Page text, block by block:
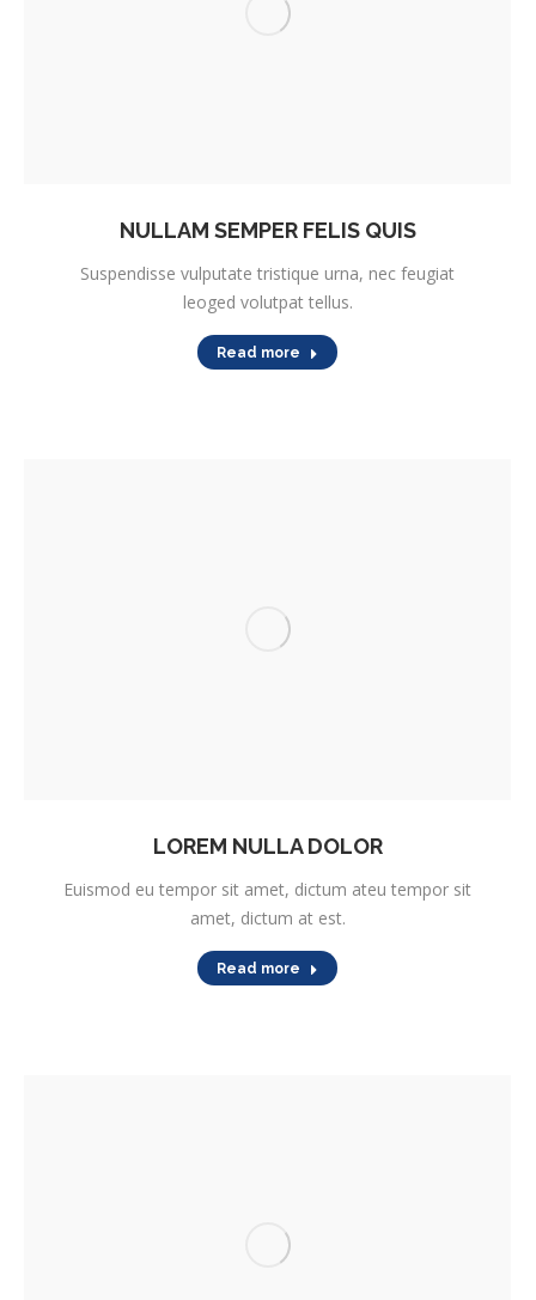
NULLAM SEMPER FELIS QUIS
Suspendisse vulputate tristique urna, nec feugiat
leoged volutpat tellus.
Read more
LOREM NULLA DOLOR
Euismod eu tempor sit amet, dictum ateu tempor sit
amet, dictum at est.
Read more